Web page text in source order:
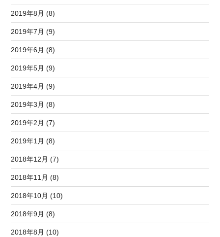
2019年8月 (8)
2019年7月 (9)
2019年6月 (8)
2019年5月 (9)
2019年4月 (9)
2019年3月 (8)
2019年2月 (7)
2019年1月 (8)
2018年12月 (7)
2018年11月 (8)
2018年10月 (10)
2018年9月 (8)
2018年8月 (10)